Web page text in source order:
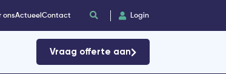
onsActueelContact Login
Vraag offerte aan